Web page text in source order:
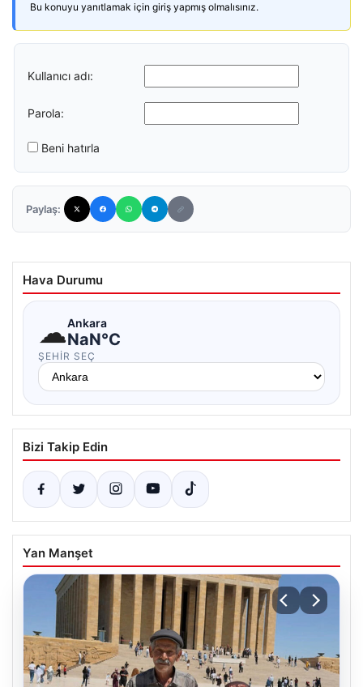
Bu konuyu yanıtlamak için giriş yapmış olmalısınız.
Kullanıcı adı:
Parola:
Beni hatırla
Paylaş:
Hava Durumu
☁Ankara
NaN°C
ŞEHIR SEÇ
Bizi Takip Edin
Yan Manşet